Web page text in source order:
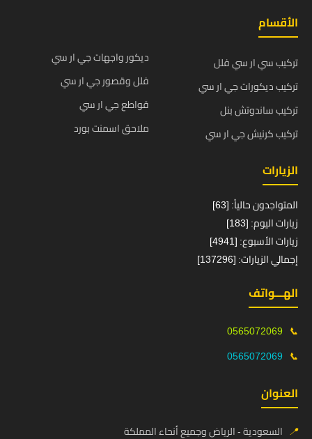
الأقسام
تركيب سي ار سي فلل
تركيب ديكورات جي ار سي
تركيب ساندوتش بنل
تركيب كرنيش جي ار سي
ديكور واجهات جي ار سي
فلل وقصور جي ار سي
قواطع جي ار سي
ملاحق اسمنت بورد
الزيارات
المتواجدون حالياً: [63]
زيارات اليوم: [183]
زيارات الأسبوع: [4941]
إجمالي الزيارات: [137296]
الهـــواتف
📞
0565072069
📞
0565072069
العنوان
📍 السعودية - الرياض وجميع أنحاء المملكة